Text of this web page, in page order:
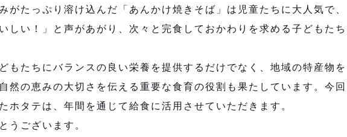
がたっぷり溶け込んだ「あんかけ焼きそば」は児童たちに大人気で、
しい！」と声があがり、次々と完食しておかわりを求める子どもたち
もたちにバランスの良い栄養を提供するだけでなく、地域の特産物を
然の恵みの大切さを伝える重要な食育の役割も果たしています。今回
ホタテは、年間を通じて給食に活用させていただきます。
うございます。